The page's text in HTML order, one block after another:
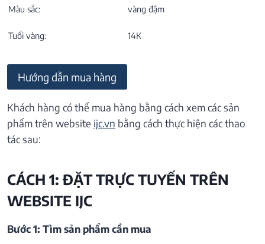
Màu sắc: vàng đậm
Tuổi vàng: 14K
Hướng dẫn mua hàng
Khách hàng có thể mua hàng bằng cách xem các sản
phẩm trên website ijc.vn bằng cách thực hiện các thao
tác sau:
CÁCH 1: ĐẶT TRỰC TUYẾN TRÊN
WEBSITE IJC
Bước 1: Tìm sản phẩm cần mua